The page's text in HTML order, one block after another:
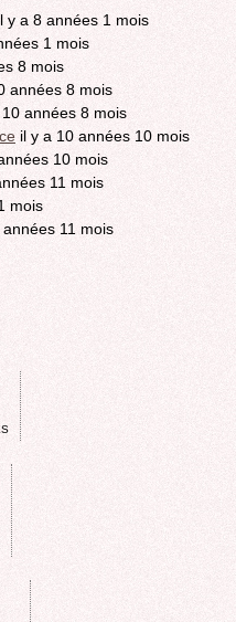
y a 8 années 1 mois
1 mois
8 mois
années 8 mois
10 années 8 mois
il y a 10 années 10 mois
10 mois
11 mois
mois
11 mois